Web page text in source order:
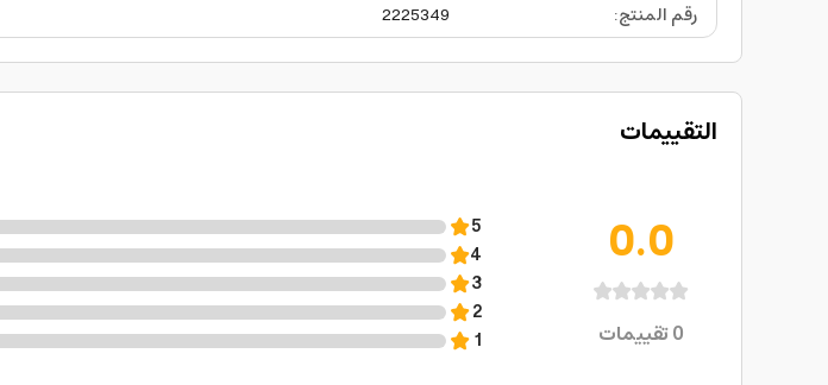
رقم المنتج:
2225349
التقييمات
0.0
0تقييمات
5
4
3
2
1